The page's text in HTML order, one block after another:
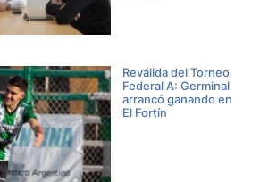
Reválida del Torneo
Federal A: Germinal
arrancó ganando en
El Fortín